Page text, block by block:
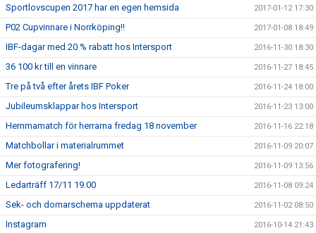
Sportlovscupen 2017 har en egen hemsida 2017-01-12 17:30
P02 Cupvinnare i Norrköping!! 2017-01-08 18:49
IBF-dagar med 20 % rabatt hos Intersport 2016-11-30 18:30
36 100 kr till en vinnare 2016-11-27 18:45
Tre på två efter årets IBF Poker 2016-11-24 18:00
Jubileumsklappar hos Intersport 2016-11-23 13:00
Hemmamatch för herrarna fredag 18 november 2016-11-16 22:18
Matchbollar i materialrummet 2016-11-09 20:07
Mer fotografering! 2016-11-09 13:56
Ledarträff 17/11 19.00 2016-11-08 09:24
Sek- och domarschema uppdaterat 2016-11-02 08:50
Instagram 2016-10-14 21:43